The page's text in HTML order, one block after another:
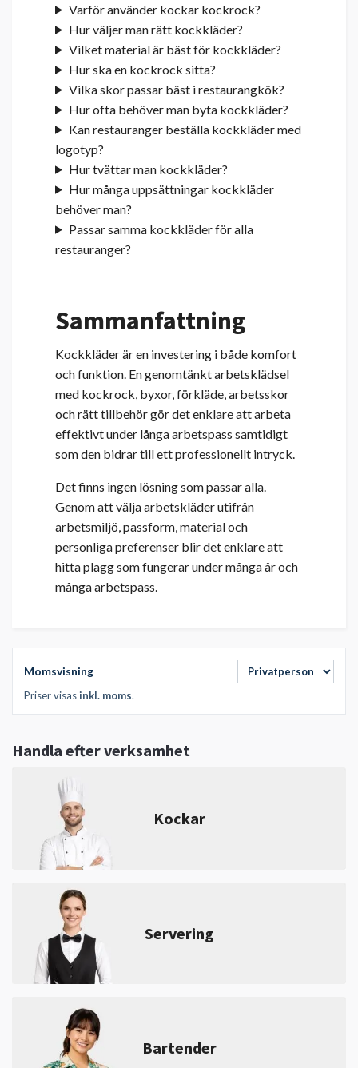
Momsvisning
Priser visasinkl. moms.
Handla efter verksamhet
Kockar
Servering
Bartender
Varför använder kockar kockrock?
Hur väljer man rätt kockkläder?
Vilket material är bäst för kockkläder?
Hur ska en kockrock sitta?
Vilka skor passar bäst i restaurangkök?
Hur ofta behöver man byta kockkläder?
Kan restauranger beställa kockkläder med
logotyp?
Hur tvättar man kockkläder?
Hur många uppsättningar kockkläder
behöver man?
Passar samma kockkläder för alla
restauranger?
Sammanfattning
Kockkläder är en investering i både komfort
och funktion. En genomtänkt arbetsklädsel
med kockrock, byxor, förkläde, arbetsskor
och rätt tillbehör gör det enklare att arbeta
effektivt under långa arbetspass samtidigt
som den bidrar till ett professionellt intryck.
Det finns ingen lösning som passar alla.
Genom att välja arbetskläder utifrån
arbetsmiljö, passform, material och
personliga preferenser blir det enklare att
hitta plagg som fungerar under många år och
många arbetspass.